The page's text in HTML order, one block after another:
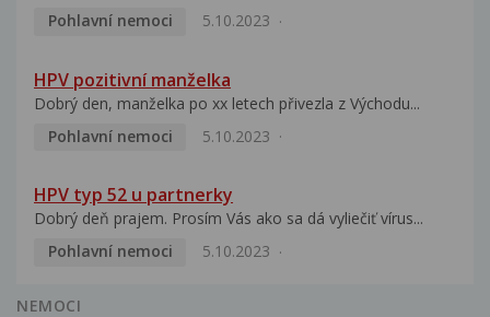
Pohlavní nemoci
5.10.2023
HPV pozitivní manželka
Dobrý den, manželka po xx letech přivezla z Východu...
Pohlavní nemoci
5.10.2023
HPV typ 52 u partnerky
Dobrý deň prajem. Prosím Vás ako sa dá vyliečiť vírus...
Pohlavní nemoci
5.10.2023
NEMOCI